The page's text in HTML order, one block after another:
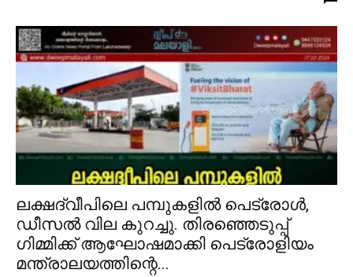
ലക്ഷദ്വീപിലെ പമ്പുകളിൽ പെട്രോൾ,
ഡീസൽ വില കുറച്ചു. തിരഞ്ഞെടുപ്പ്
ഗിമ്മിക്ക് ആഘോഷമാക്കി പെട്രോളിയം
മന്ത്രാലയത്തിന്റെ...